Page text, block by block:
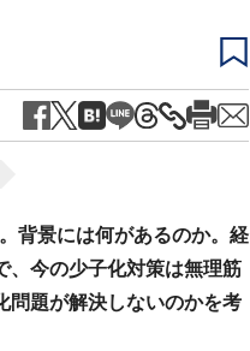
背景には何があるのか。経
、今の少子化対策は無理筋
問題が解決しないのかを考